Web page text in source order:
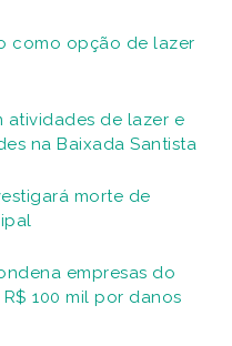
como opção de lazer
atividades de lazer e
na Baixada Santista
morte de
empresas do
100 mil por danos